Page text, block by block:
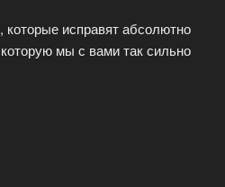
которые исправят абсолютно
мы с вами так сильно